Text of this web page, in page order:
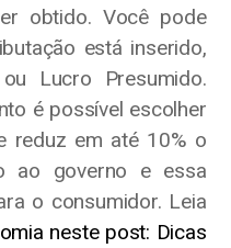
obtido. Você pode
está inserido,
Lucro Presumido.
é possível escolher
reduz em até 10% o
ao governo e essa
o consumidor. Leia
neste post: Dicas